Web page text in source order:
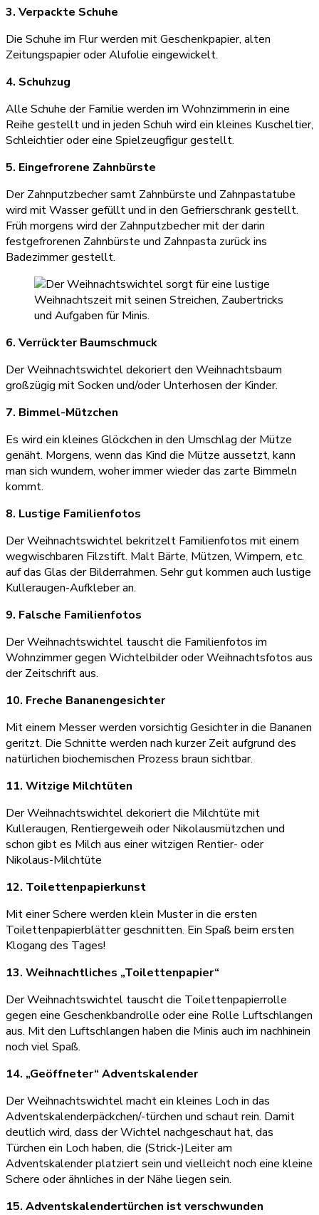
3. Verpackte Schuhe
Die Schuhe im Flur werden mit Geschenkpapier, alten
Zeitungspapier oder Alufolie eingewickelt.
4. Schuhzug
Alle Schuhe der Familie werden im Wohnzimmerin in eine
Reihe gestellt und in jeden Schuh wird ein kleines Kuscheltier,
Schleichtier oder eine Spielzeugfigur gestellt.
5. Eingefrorene Zahnbürste
Der Zahnputzbecher samt Zahnbürste und Zahnpastatube
wird mit Wasser gefüllt und in den Gefrierschrank gestellt.
Früh morgens wird der Zahnputzbecher mit der darin
festgefrorenen Zahnbürste und Zahnpasta zurück ins
Badezimmer gestellt.
6. Verrückter Baumschmuck
Der Weihnachtswichtel dekoriert den Weihnachtsbaum
großzügig mit Socken und/oder Unterhosen der Kinder.
7. Bimmel-Mützchen
Es wird ein kleines Glöckchen in den Umschlag der Mütze
genäht. Morgens, wenn das Kind die Mütze aussetzt, kann
man sich wundern, woher immer wieder das zarte Bimmeln
kommt.
8. Lustige Familienfotos
Der Weihnachtswichtel bekritzelt Familienfotos mit einem
wegwischbaren Filzstift. Malt Bärte, Mützen, Wimpern, etc.
auf das Glas der Bilderrahmen. Sehr gut kommen auch lustige
Kulleraugen-Aufkleber an.
9. Falsche Familienfotos
Der Weihnachtswichtel tauscht die Familienfotos im
Wohnzimmer gegen Wichtelbilder oder Weihnachtsfotos aus
der Zeitschrift aus.
10. Freche Bananengesichter
Mit einem Messer werden vorsichtig Gesichter in die Bananen
geritzt. Die Schnitte werden nach kurzer Zeit aufgrund des
natürlichen biochemischen Prozess braun sichtbar.
11. Witzige Milchtüten
Der Weihnachtswichtel dekoriert die Milchtüte mit
Kulleraugen, Rentiergeweih oder Nikolausmützchen und
schon gibt es Milch aus einer witzigen Rentier- oder
Nikolaus-Milchtüte
12. Toilettenpapierkunst
Mit einer Schere werden klein Muster in die ersten
Toilettenpapierblätter geschnitten. Ein Spaß beim ersten
Klogang des Tages!
13. Weihnachtliches „Toilettenpapier“
Der Weihnachtswichtel tauscht die Toilettenpapierrolle
gegen eine Geschenkbandrolle oder eine Rolle Luftschlangen
aus. Mit den Luftschlangen haben die Minis auch im nachhinein
noch viel Spaß.
14. „Geöffneter“ Adventskalender
Der Weihnachtswichtel macht ein kleines Loch in das
Adventskalenderpäckchen/-türchen und schaut rein. Damit
deutlich wird, dass der Wichtel nachgeschaut hat, das
Türchen ein Loch haben, die (Strick-)Leiter am
Adventskalender platziert sein und vielleicht noch eine kleine
Schere oder ähnliches in der Nähe liegen sein.
15. Adventskalendertürchen ist verschwunden